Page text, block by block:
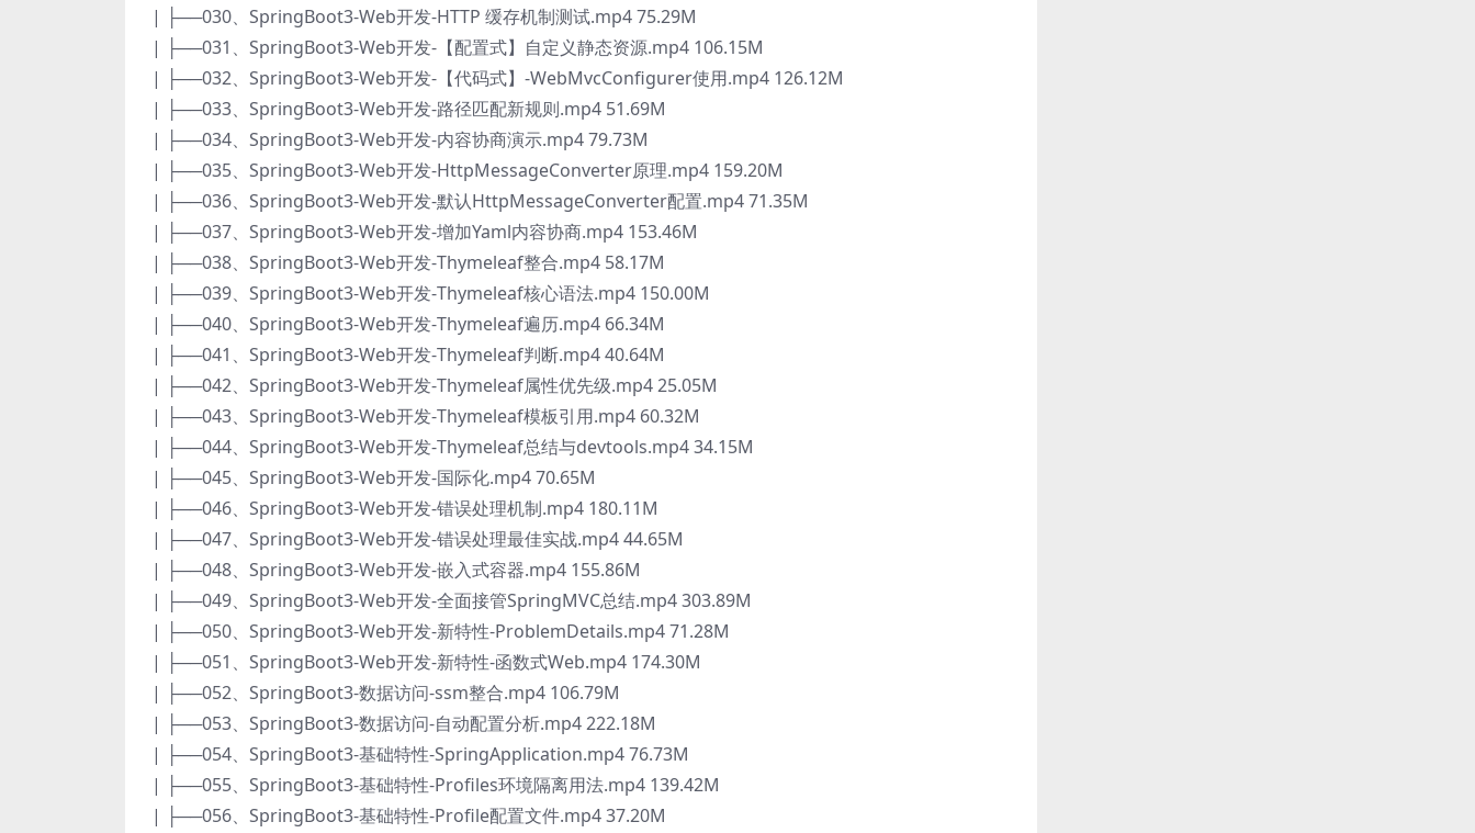
| ├──030、SpringBoot3-Web开发-HTTP 缓存机制测试.mp4 75.29M
| ├──031、SpringBoot3-Web开发-【配置式】自定义静态资源.mp4 106.15M
| ├──032、SpringBoot3-Web开发-【代码式】-WebMvcConfigurer使用.mp4 126.12M
| ├──033、SpringBoot3-Web开发-路径匹配新规则.mp4 51.69M
| ├──034、SpringBoot3-Web开发-内容协商演示.mp4 79.73M
| ├──035、SpringBoot3-Web开发-HttpMessageConverter原理.mp4 159.20M
| ├──036、SpringBoot3-Web开发-默认HttpMessageConverter配置.mp4 71.35M
| ├──037、SpringBoot3-Web开发-增加Yaml内容协商.mp4 153.46M
| ├──038、SpringBoot3-Web开发-Thymeleaf整合.mp4 58.17M
| ├──039、SpringBoot3-Web开发-Thymeleaf核心语法.mp4 150.00M
| ├──040、SpringBoot3-Web开发-Thymeleaf遍历.mp4 66.34M
| ├──041、SpringBoot3-Web开发-Thymeleaf判断.mp4 40.64M
| ├──042、SpringBoot3-Web开发-Thymeleaf属性优先级.mp4 25.05M
| ├──043、SpringBoot3-Web开发-Thymeleaf模板引用.mp4 60.32M
| ├──044、SpringBoot3-Web开发-Thymeleaf总结与devtools.mp4 34.15M
| ├──045、SpringBoot3-Web开发-国际化.mp4 70.65M
| ├──046、SpringBoot3-Web开发-错误处理机制.mp4 180.11M
| ├──047、SpringBoot3-Web开发-错误处理最佳实战.mp4 44.65M
| ├──048、SpringBoot3-Web开发-嵌入式容器.mp4 155.86M
| ├──049、SpringBoot3-Web开发-全面接管SpringMVC总结.mp4 303.89M
| ├──050、SpringBoot3-Web开发-新特性-ProblemDetails.mp4 71.28M
| ├──051、SpringBoot3-Web开发-新特性-函数式Web.mp4 174.30M
| ├──052、SpringBoot3-数据访问-ssm整合.mp4 106.79M
| ├──053、SpringBoot3-数据访问-自动配置分析.mp4 222.18M
| ├──054、SpringBoot3-基础特性-SpringApplication.mp4 76.73M
| ├──055、SpringBoot3-基础特性-Profiles环境隔离用法.mp4 139.42M
| ├──056、SpringBoot3-基础特性-Profile配置文件.mp4 37.20M